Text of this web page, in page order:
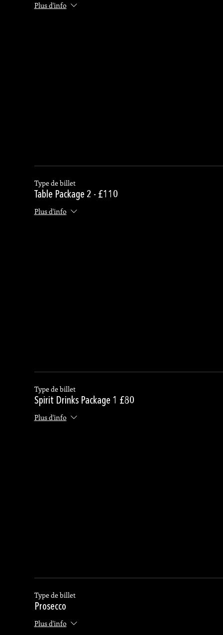
Plus d'info
Type de billet
Table Package 2 - £110
Plus d'info
Type de billet
Spirit Drinks Package 1 £80
Plus d'info
Type de billet
Prosecco
Plus d'info